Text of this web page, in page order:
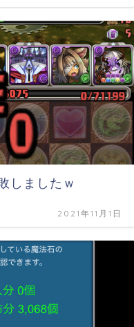
しましたｗ
2021年11月1日